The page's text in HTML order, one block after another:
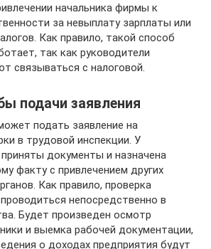
начальника фирмы к
за невыплату зарплаты или
Как правило, такой способ
так как руководители
связываться с налоговой.
подачи заявления
подать заявление на
в трудовой инспекции. У
документы и назначена
факту с привлечением других
Как правило, проверка
непосредственно в
Будет произведен осмотр
и выемка рабочей документации,
о доходах предприятия будут